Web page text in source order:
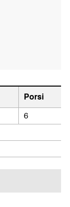
Porsi
6